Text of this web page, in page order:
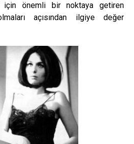
önemli bir noktaya getiren
açısından ilgiye değer